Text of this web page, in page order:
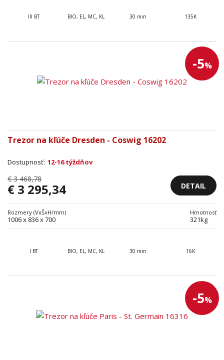
III BT BIO, EL, MC, KL 30 min 135K
-5%
Trezor na kľúče Dresden - Coswig 16202
Dostupnosť: 12-16 týždňov
€ 3 468,78
€ 3 295,34 DETAIL
Rozmery (VxŠxH/mm)
1006 x 836 x 700
Hmotnosť
321kg
I BT BIO, EL, MC, KL 30 min 16K
-5%